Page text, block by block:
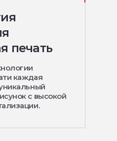
печать
каждая
с высокой